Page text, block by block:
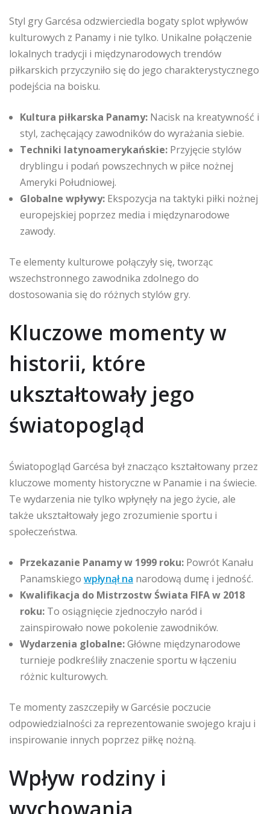
Styl gry Garcésa odzwierciedla bogaty splot wpływów
kulturowych z Panamy i nie tylko. Unikalne połączenie
lokalnych tradycji i międzynarodowych trendów
piłkarskich przyczyniło się do jego charakterystycznego
podejścia na boisku.
Kultura piłkarska Panamy: Nacisk na kreatywność i
styl, zachęcający zawodników do wyrażania siebie.
Techniki latynoamerykańskie: Przyjęcie stylów
dryblingu i podań powszechnych w piłce nożnej
Ameryki Południowej.
Globalne wpływy: Ekspozycja na taktyki piłki nożnej
europejskiej poprzez media i międzynarodowe
zawody.
Te elementy kulturowe połączyły się, tworząc
wszechstronnego zawodnika zdolnego do
dostosowania się do różnych stylów gry.
Kluczowe momenty w
historii, które
ukształtowały jego
światopogląd
Światopogląd Garcésa był znacząco kształtowany przez
kluczowe momenty historyczne w Panamie i na świecie.
Te wydarzenia nie tylko wpłynęły na jego życie, ale
także ukształtowały jego zrozumienie sportu i
społeczeństwa.
Przekazanie Panamy w 1999 roku: Powrót Kanału
Panamskiego wpłynął na narodową dumę i jedność.
Kwalifikacja do Mistrzostw Świata FIFA w 2018
roku: To osiągnięcie zjednoczyło naród i
zainspirowało nowe pokolenie zawodników.
Wydarzenia globalne:Główne międzynarodowe
turnieje podkreśliły znaczenie sportu w łączeniu
różnic kulturowych.
Te momenty zaszczepiły w Garcésie poczucie
odpowiedzialności za reprezentowanie swojego kraju i
inspirowanie innych poprzez piłkę nożną.
Wpływ rodziny i